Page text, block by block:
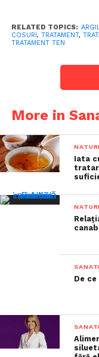
RELATED TOPICS:
COSURI, TRATAMENT,
TRATAMENT TEN
More in
Iata
De